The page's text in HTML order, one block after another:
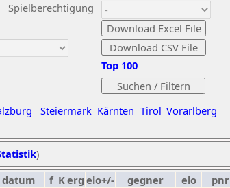
Spielberechtigung
Steiermark Kärnten Tirol Vorarlberg
Top 100
)
datum f Kerg elo+/- gegner elo
pnr